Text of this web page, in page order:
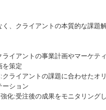
、クライアントの本質的な課題
イアントの事業計画やマーケテ
を策定
ライアントの課題に合わせたオ
ーション
化:受注後の成果をモニタリング